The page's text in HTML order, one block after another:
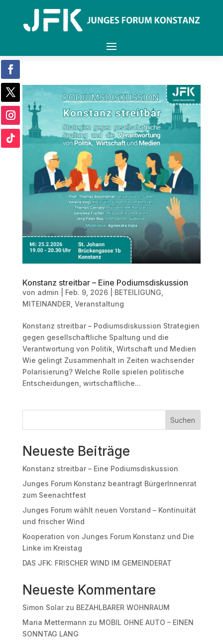
Konstanz streitbar – Eine Podiumsdiskussion
von admin Feb. 9, 2026| BETEILIGUNG
MITEINANDER Veranstaltung
Konstanz streitbar – Podiumsdiskussion Strategien
gegen gesellschaftliche Spaltung und die
Verantwortung von Politik, Wirtschaft und Medien
Wie gelingt Zusammenhalt in Zeiten wachsender
Polarisierung? Welche Rolle spielen politische
Entscheidungen, wirtschaftliche...
Suchen
Neueste Beiträge
Konstanz streitbar – Eine Podiumsdiskussion
Junges Forum Konstanz beantragt BürgerInnenrat
zum Seenachtfest
Junges Forum wählt neuen Vorstand – Kontinuität
und frischer Wind
Kooperation von Junges Forum Konstanz und Die
Linke im Kreistag
DAS JFK: FRISCHER WIND IM GEMEINDERAT
Neueste Kommentare
Simon Solarzu BEZAHLBARER WOHNRAUM
Maria Mettermann zu MOBIL OHNE AUTO – EINEN
SONNTAG LANG